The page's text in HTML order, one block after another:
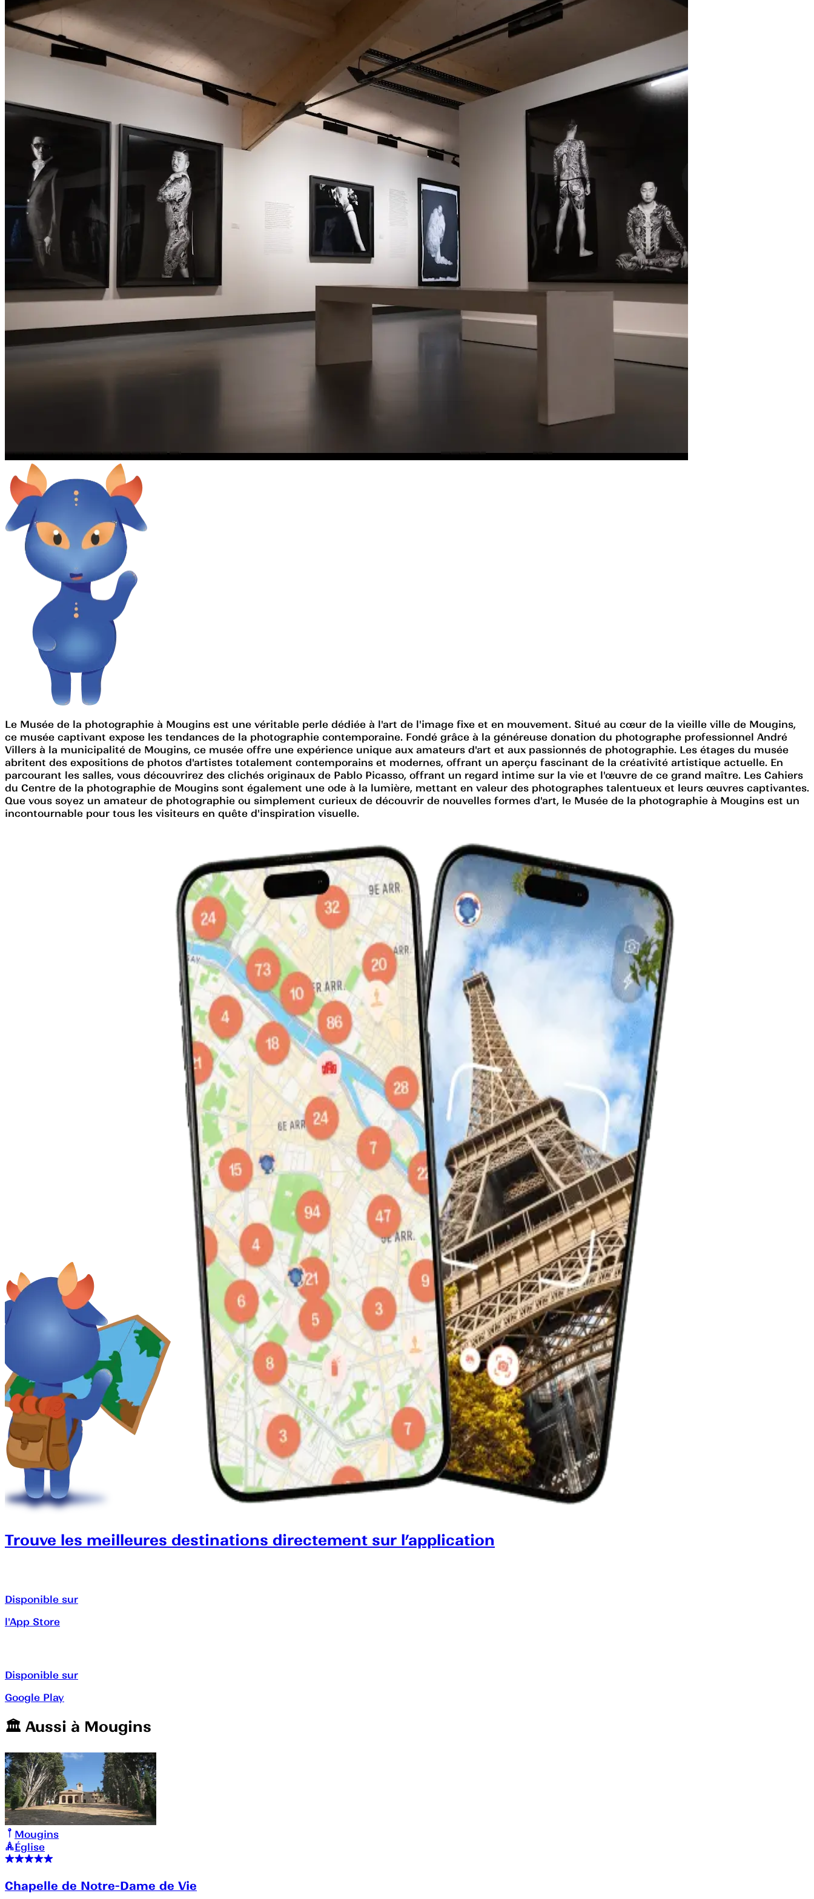
Le Musée de la photographie à Mougins est une véritable perle dédiée à l'art de l'image fixe et en mouvement. Situé au cœur de la vieille ville de Mougins,
ce musée captivant expose les tendances de la photographie contemporaine. Fondé grâce à la généreuse donation du photographe professionnel André
Villers à la municipalité de Mougins, ce musée offre une expérience unique aux amateurs d'art et aux passionnés de photographie. Les étages du musée
abritent des expositions de photos d'artistes totalement contemporains et modernes, offrant un aperçu fascinant de la créativité artistique actuelle. En
parcourant les salles, vous découvrirez des clichés originaux de Pablo Picasso, offrant un regard intime sur la vie et l'œuvre de ce grand maître. Les Cahiers
du Centre de la photographie de Mougins sont également une ode à la lumière, mettant en valeur des photographes talentueux et leurs œuvres captivantes.
Que vous soyez un amateur de photographie ou simplement curieux de découvrir de nouvelles formes d'art, le Musée de la photographie à Mougins est un
incontournable pour tous les visiteurs en quête d'inspiration visuelle.
Trouve les meilleures destinations directement sur l’application
Disponible sur
l'App Store
Disponible sur
Google Play
🏛️️ Aussi à Mougins
Mougins
Église
Chapelle de Notre-Dame de Vie